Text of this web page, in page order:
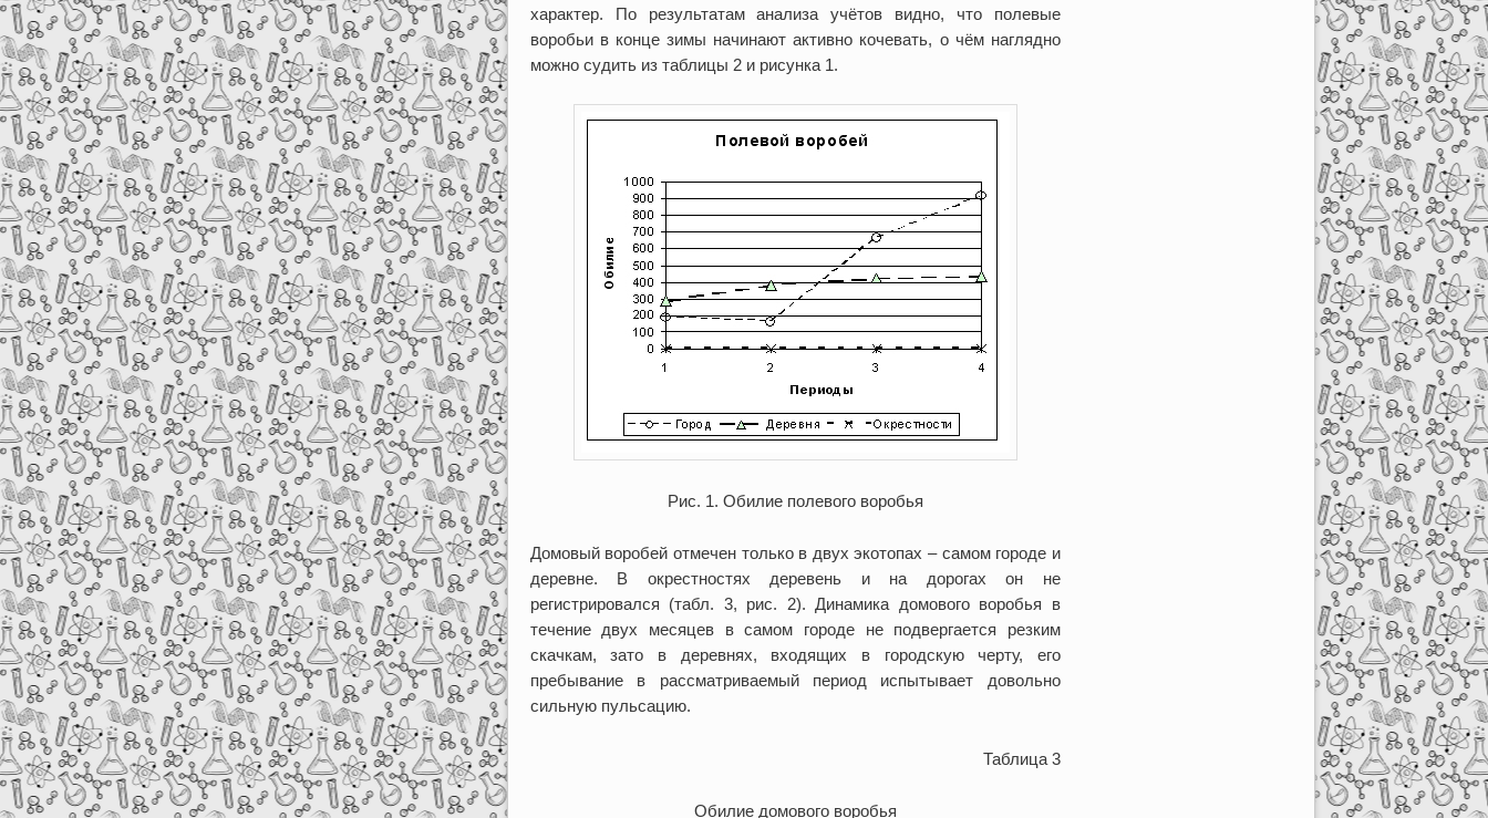
характер. По результатам анализа учётов видно, что полевые
воробьи в конце зимы начинают активно кочевать, о чём наглядно
можно судить из таблицы 2 и рисунка 1.
Рис. 1. Обилие полевого воробья
Домовый воробей отмечен только в двух экотопах – самом городе и
деревне. В окрестностях деревень и на дорогах он не
регистрировался (табл. 3, рис. 2). Динамика домового воробья в
течение двух месяцев в самом городе не подвергается резким
скачкам, зато в деревнях, входящих в городскую черту, его
пребывание в рассматриваемый период испытывает довольно
сильную пульсацию.
Таблица 3
Обилие домового воробья